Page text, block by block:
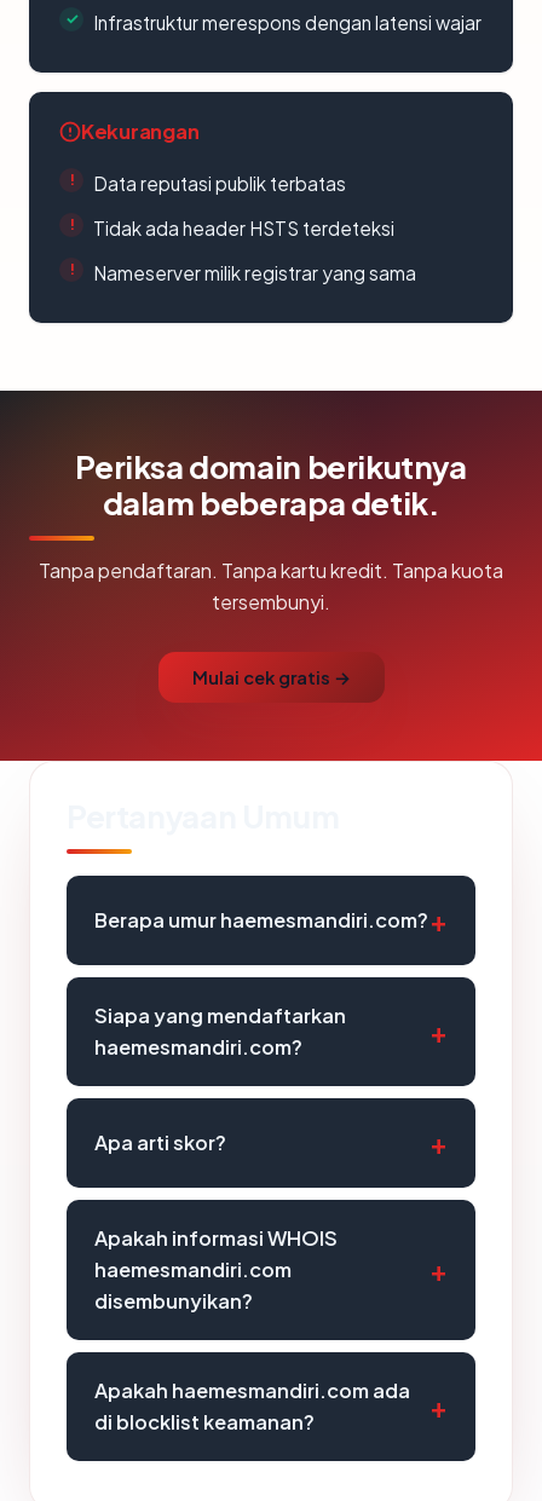
Infrastruktur merespons dengan latensi wajar
Kekurangan
Data reputasi publik terbatas
Tidak ada header HSTS terdeteksi
Nameserver milik registrar yang sama
Periksa domain berikutnya
dalam beberapa detik.
Tanpa pendaftaran. Tanpa kartu kredit. Tanpa kuota
tersembunyi.
Mulai cek gratis →
Berapa umur haemesmandiri.com?
Siapa yang mendaftarkan
haemesmandiri.com?
Apa arti skor?
Apakah informasi WHOIS
haemesmandiri.com
disembunyikan?
Apakah haemesmandiri.com ada
di blocklist keamanan?